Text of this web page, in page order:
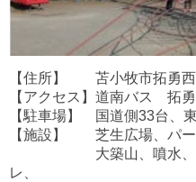
【住所】 苫小牧市拓勇西
【アクセス】道南バス 拓
【駐車場】 国道側33台、
【施設】 芝生広場、パー
大築山、噴水、カナ
レ、